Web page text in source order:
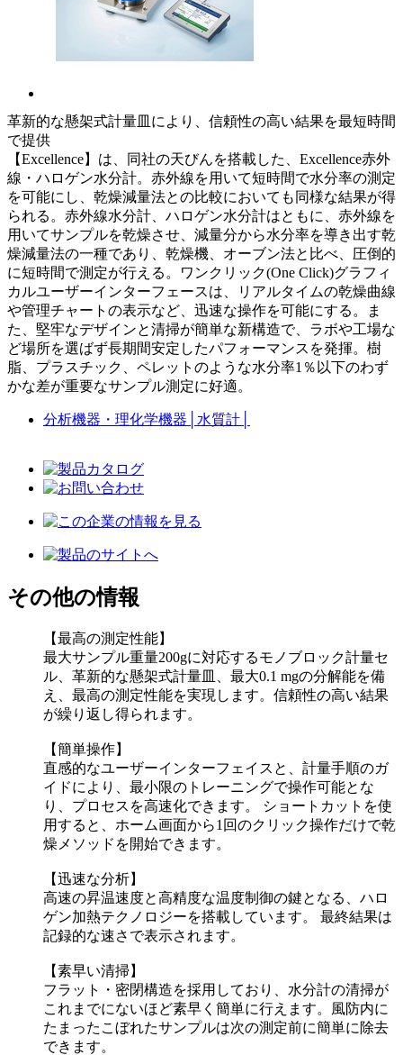
革新的な懸架式計量皿により、信頼性の高い結果を最短時間
で提供
【Excellence】は、同社の天びんを搭載した、Excellence赤外
線・ハロゲン水分計。赤外線を用いて短時間で水分率の測定
を可能にし、乾燥減量法との比較においても同様な結果が得
られる。赤外線水分計、ハロゲン水分計はともに、赤外線を
用いてサンプルを乾燥させ、減量分から水分率を導き出す乾
燥減量法の一種であり、乾燥機、オーブン法と比べ、圧倒的
に短時間で測定が行える。ワンクリック(One Click)グラフィ
カルユーザーインターフェースは、リアルタイムの乾燥曲線
や管理チャートの表示など、迅速な操作を可能にする。ま
た、堅牢なデザインと清掃が簡単な新構造で、ラボや工場な
ど場所を選ばず長期間安定したパフォーマンスを発揮。樹
脂、プラスチック、ペレットのような水分率1％以下のわず
かな差が重要なサンプル測定に好適。
分析機器・理化学機器 水質計
その他の情報
【最高の測定性能】
最大サンプル重量200gに対応するモノブロック計量セ
ル、革新的な懸架式計量皿、最大0.1 mgの分解能を備
え、最高の測定性能を実現します。信頼性の高い結果
が繰り返し得られます。
【簡単操作】
直感的なユーザーインターフェイスと、計量手順のガ
イドにより、最小限のトレーニングで操作可能とな
り、プロセスを高速化できます。 ショートカットを使
用すると、ホーム画面から1回のクリック操作だけで乾
燥メソッドを開始できます。
【迅速な分析】
高速の昇温速度と高精度な温度制御の鍵となる、ハロ
ゲン加熱テクノロジーを搭載しています。 最終結果は
記録的な速さで表示されます。
【素早い清掃】
フラット・密閉構造を採用しており、水分計の清掃が
これまでにないほど素早く簡単に行えます。風防内に
たまったこぼれたサンプルは次の測定前に簡単に除去
できます。